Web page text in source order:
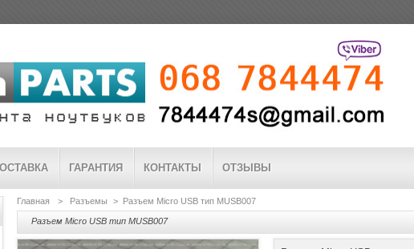
ГАРАНТИЯ КОНТАКТЫ ОТЗЫВЫ
Главная > Разъемы > Разъем Micro USB тип MUSB007
Разъем Micro USB тип MUSB007